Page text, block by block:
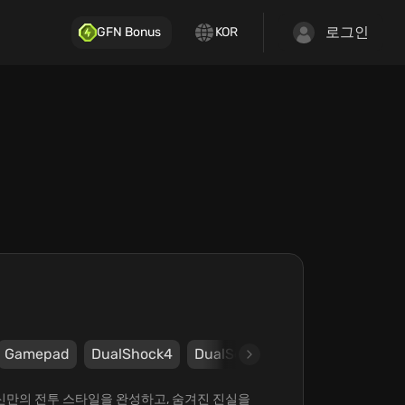
GFN Bonus KOR 로그인
Gamepad DualShock4 DualSense
의 전투 스타일을 완성하고, 숨겨진 진실을